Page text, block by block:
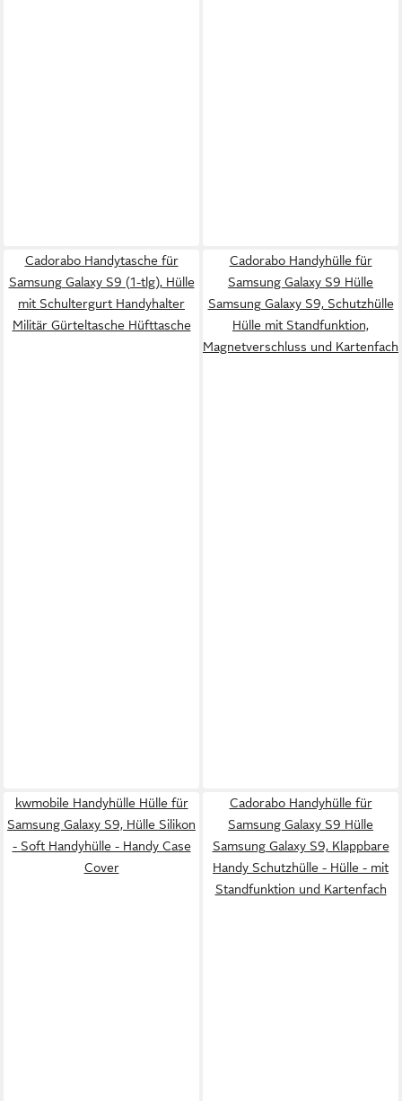
Cadorabo Handytasche für
Samsung Galaxy S9 (1-tlg), Hülle
mit Schultergurt Handyhalter
Militär Gürteltasche Hüfttasche
Cadorabo Handyhülle für
Samsung Galaxy S9 Hülle
Samsung Galaxy S9, Schutzhülle
Hülle mit Standfunktion,
Magnetverschluss und Kartenfach
kwmobile Handyhülle Hülle für
Samsung Galaxy S9, Hülle Silikon
- Soft Handyhülle - Handy Case
Cover
Cadorabo Handyhülle für
Samsung Galaxy S9 Hülle
Samsung Galaxy S9, Klappbare
Handy Schutzhülle - Hülle - mit
Standfunktion und Kartenfach